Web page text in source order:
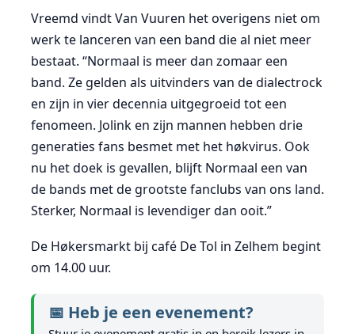
Vreemd vindt Van Vuuren het overigens niet om
werk te lanceren van een band die al niet meer
bestaat. “Normaal is meer dan zomaar een
band. Ze gelden als uitvinders van de dialectrock
en zijn in vier decennia uitgegroeid tot een
fenomeen. Jolink en zijn mannen hebben drie
generaties fans besmet met het høkvirus. Ook
nu het doek is gevallen, blijft Normaal een van
de bands met de grootste fanclubs van ons land.
Sterker, Normaal is levendiger dan ooit.”
De Høkersmarkt bij café De Tol in Zelhem begint
om 14.00 uur.
📅 Heb je een evenement?